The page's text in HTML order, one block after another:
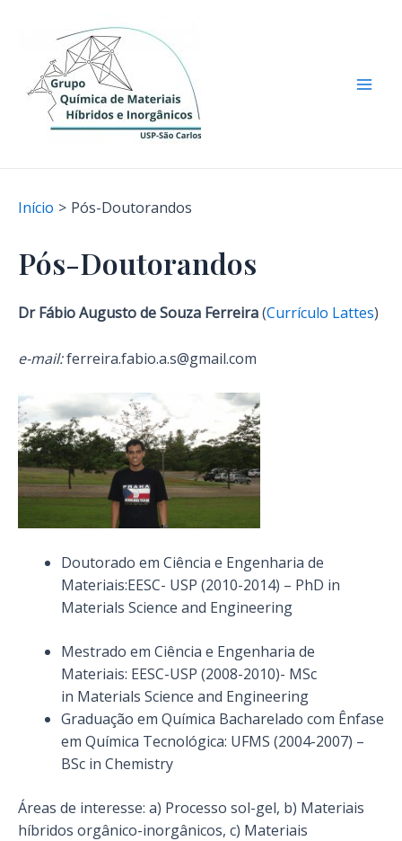
conteúdo
Início Pós-Doutorandos
Pós-Doutorandos
Dr Fábio Augusto de Souza Ferreira(Currículo Lattes)
e-mail:ferreira.fabio.a.s@gmail.com
Doutorado em Ciência e Engenharia de
Materiais:EESC- USP (2010-2014) – PhD in
Materials Science and Engineering
Mestrado em Ciência e Engenharia de
Materiais: EESC-USP (2008-2010)- MSc
in Materials Science and Engineering
Graduação em Química Bacharelado com Ênfase
em Química Tecnológica: UFMS (2004-2007) –
BSc in Chemistry
Áreas de interesse: a) Processo sol-gel, b) Materiais
híbridos orgânico-inorgânicos, c) Materiais